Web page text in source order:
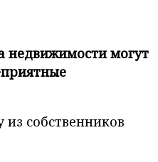
недвижимости могут